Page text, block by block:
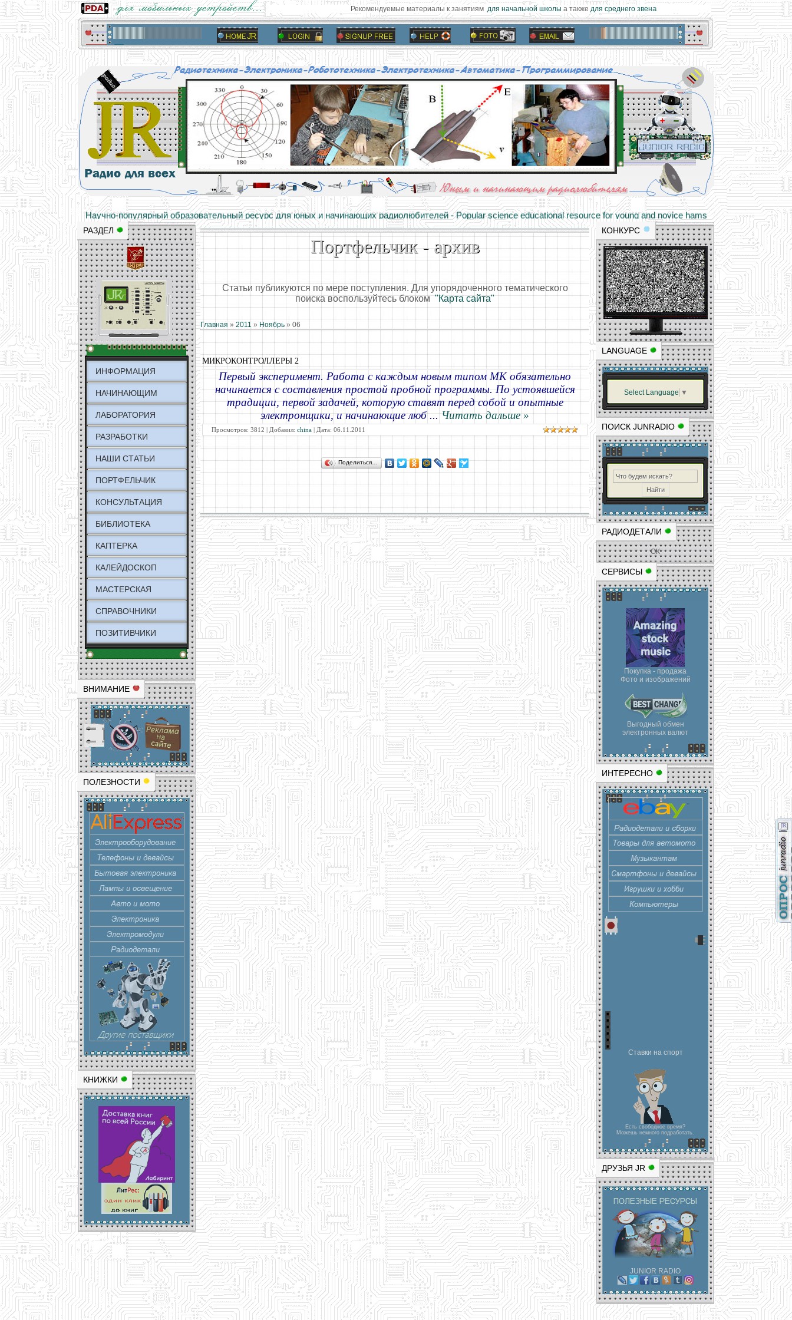
Рекомендуемые материалы к занятиямдля начальной школыа такжедля среднего звена
Научно-популярный образовательный ресурс для юных и начинающих радиолюбителей - Popular science educational resource for young and novice hams
Основы электричества, учебные материалы и опыт профессионалов - Basics of electricity, educational materials and professional experience
РАЗДЕЛ
ИНФОРМАЦИЯ
НАЧИНАЮЩИМ
ЛАБОРАТОРИЯ
РАЗРАБОТКИ
НАШИ СТАТЬИ
ПОРТФЕЛЬЧИК
КОНСУЛЬТАЦИЯ
БИБЛИОТЕКА
КАПТЕРКА
КАЛЕЙДОСКОП
МАСТЕРСКАЯ
СПРАВОЧНИКИ
ПОЗИТИВЧИКИ
ВНИМАНИЕ
ПОЛЕЗНОСТИ
КНИЖКИ
КОНКУРС
LANGUAGE
Select Language ▼
ПОИСК JUNRADIO
РАДИОДЕТАЛИ
ОК
СЕРВИСЫ
Покупка - продажа
Фото и изображений
Выгодный обмен
электронных валют
ИНТЕРЕСНО
Ставки на спорт
Есть свободное время?
Можешь немного подработать.
ДРУЗЬЯ JR
JUNIOR RADIO
Портфельчик - архив
Статьи публикуются по мере поступления. Для упорядоченного тематического
поиска воспользуйтесь блоком"Карта сайта"
Главная » 2011 » Ноябрь » 06
МИКРОКОНТРОЛЛЕРЫ 2
Первый эксперимент. Работа с каждым новым типом МК обязательно
начинается с составления простой пробной программы. По устоявшейся
традиции, первой задачей, которую ставят перед собой и опытные
электронщики, и начинающие люб...Читать дальше »
Просмотров: 3812 | Добавил: china | Дата: 06.11.2011
Поделиться…